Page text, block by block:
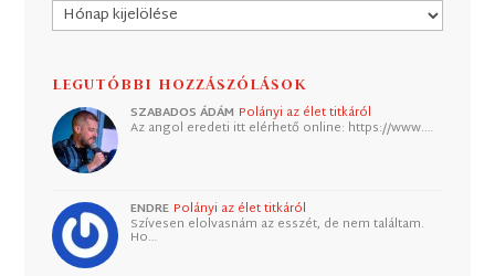
Archívum
LEGUTÓBBI HOZZÁSZÓLÁSOK
SZABADOS ÁDÁM Polányi az élet titkáról
Az angol eredeti itt elérhető online: https://www.…
ENDRE Polányi az élet titkáról
Szívesen elolvasnám az esszét, de nem találtam.
Ho…